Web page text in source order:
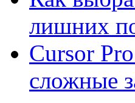
лишних
Cursor
сложные